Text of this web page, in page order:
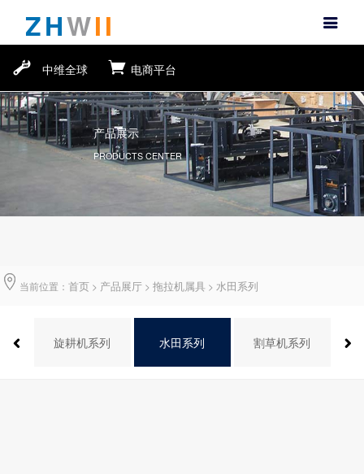
ZHWII
中维全球 电商平台
产品展示
PRODUCTS CENTER
当前位置： 首页 > 产品展厅 > 拖拉机属具 > 水田系列
列 旋耕机系列 水田系列 割草机系列